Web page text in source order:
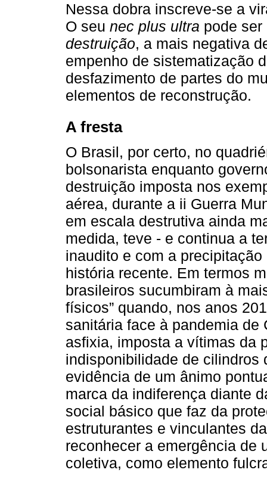
Nessa dobra inscreve-se a
O seu nec plus ultra pode
destruição, a mais negativa
empenho de sistematização
desfazimento de partes do
elementos de reconstrução.
A fresta
O Brasil, por certo, no
bolsonarista enquanto
destruição imposta nos
aérea, durante a ii Guerra
em escala destrutiva ainda
medida, teve - e continua a
inaudito e com a
história recente. Em termos
brasileiros sucumbiram à
físicos” quando, nos anos
sanitária face à pandemia de
asfixia, imposta a vítimas da
indisponibilidade de cilindros
evidência de um ânimo
marca da indiferença diante
social básico que faz da
estruturantes e vinculantes
reconhecer a emergência de
coletiva, como elemento